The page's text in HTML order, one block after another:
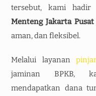
tersebut, kami hadir
Menteng Jakarta Pusat
aman, dan fleksibel.
Melalui layanan
jaminan BPKB,
mendapatkan dana